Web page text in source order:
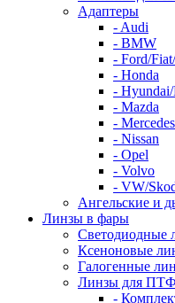
Адаптеры
- Audi
- BMW
- Ford/
- Honda
-
- Mazda
-
- Nissan
- Opel
- Volvo
- VW/
Ангельские и
Линзы в фары
Светодиодные
Ксеноновые
Галогенные
Линзы для ПТФ
-